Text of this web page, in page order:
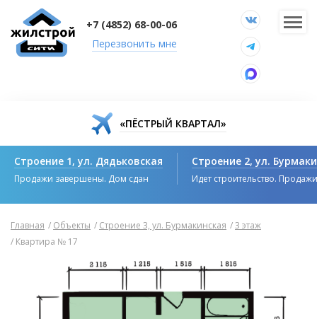
+7 (4852) 68-00-06
Перезвонить мне
«ПЁСТРЫЙ КВАРТАЛ»
Строение 1, ул. Дядьковская
Продажи завершены. Дом сдан
Строение 2, ул.
Идет строительство.
Главная / Объекты / Строение 3, ул. Бурмакинская /3 этаж
/ Квартира № 17